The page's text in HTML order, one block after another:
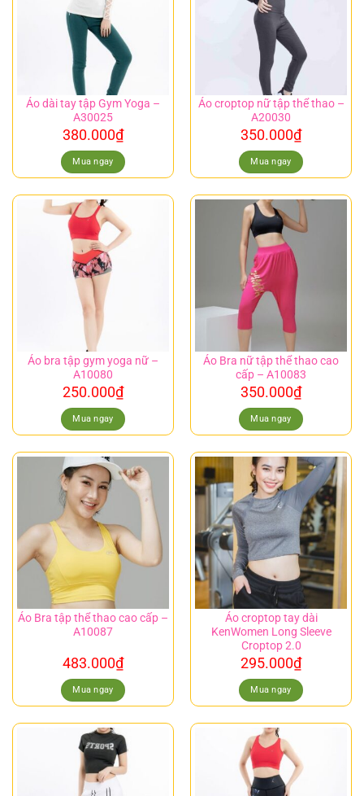
Áo dài tay tập Gym Yoga –
A30025
380.000₫
Mua ngay
Áo croptop nữ tập thể thao –
A20030
350.000₫
Mua ngay
Áo bra tập gym yoga nữ –
A10080
250.000₫
Mua ngay
Áo Bra nữ tập thể thao cao
cấp – A10083
350.000₫
Mua ngay
Áo Bra tập thể thao cao cấp –
A10087
483.000₫
Mua ngay
Áo croptop tay dài
KenWomen Long Sleeve
Croptop 2.0
295.000₫
Mua ngay